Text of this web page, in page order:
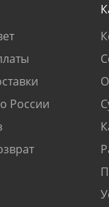
России